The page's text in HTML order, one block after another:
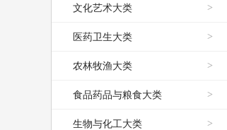
文化艺术大类 >
医药卫生大类 >
农林牧渔大类 >
食品药品与粮食大类 >
生物与化工大类 >